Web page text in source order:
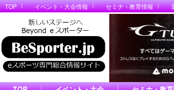
TOP イベント・大会情報 セミナ・教育情報